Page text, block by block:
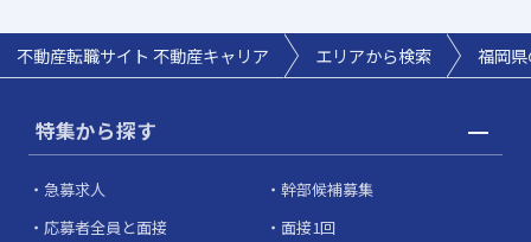
不動産転職サイト 不動産キャリア エリアから検索 福岡
特集から探す
急募求人
幹部候補募集
応募者全員と面接
面接1回